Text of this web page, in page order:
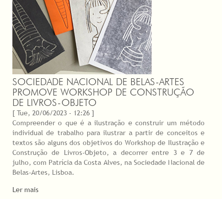
SOCIEDADE NACIONAL DE BELAS-ARTES
PROMOVE WORKSHOP DE CONSTRUÇÃO
DE LIVROS-OBJETO
[ Tue, 20/06/2023 - 12:26 ]
Compreender o que é a ilustração e construir um método
individual de trabalho para ilustrar a partir de conceitos e
textos são alguns dos objetivos do Workshop de Ilustração e
Construção de Livros-Objeto, a decorrer entre 3 e 7 de
julho, com Patrícia da Costa Alves, na Sociedade Nacional de
Belas-Artes, Lisboa.
Ler mais